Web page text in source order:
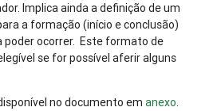
Implica ainda a definição de um
a formação (início e conclusão)
poder ocorrer. Este formato de
se for possível aferir alguns
no documento emanexo.